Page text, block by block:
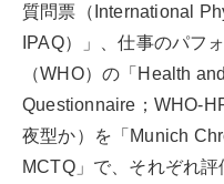
質問票（International
IPAQ）」、仕事のパフ
（WHO）の「Health
Questionnaire；WHO-
夜型か）を「Munich
MCTQ」で、それぞれ